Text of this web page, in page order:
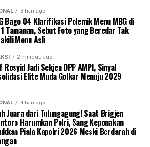
3 hari ago
Bago 04 Klarifikasi Polemik Menu MBG di
1 Tamanan, Sebut Foto yang Beredar Tak
Menu Asli
2 minggu ago
Jadi Sekjen DPP AMPI, Sinyal
Elite Muda Golkar Menuju 2029
4 hari ago
Juara dari Tulungagung! Saat Brigjen
Harumkan Polri, Sang Keponakan
Piala Kapolri 2026 Meski Berdarah di